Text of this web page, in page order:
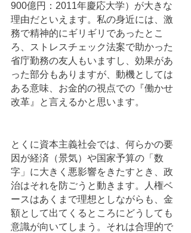
900億円：2011年慶応大学）が大きな
理由だといえます。私の身近には、激
務で精神的にギリギリであったとこ
ろ、ストレスチェック法案で助かった
省庁勤務の友人もいますし、効果があ
った部分もありますが、動機としては
ある意味、お金的の視点での『働かせ
改革』と言えるかと思います。
とくに資本主義社会では、何らかの要
因が経済（景気）や国家予算の「数
字」に大きく悪影響をきたすとき、政
治はそれを防ごうと動きます。人権ベ
ースはあくまで理想としながらも、金
額として出てくるところにどうしても
意識が向いてしまう。それは合理的で